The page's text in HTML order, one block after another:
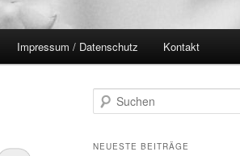
Impressum / Datenschutz Kontakt
u
h
NEUESTE BEITRÄGE